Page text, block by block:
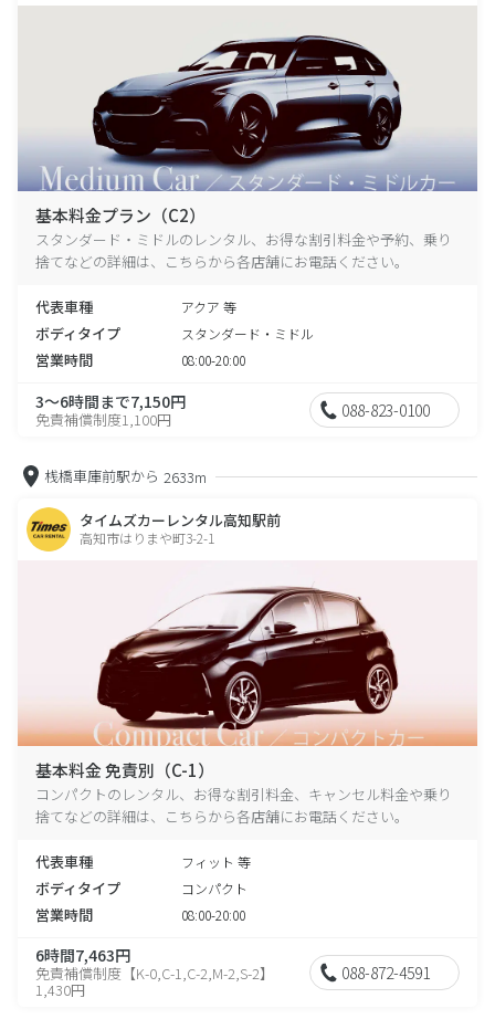
基本料金プラン（C2）
スタンダード・ミドルのレンタル、お得な割引料金や予約、乗り
捨てなどの詳細は、こちらから各店舗にお電話ください。
代表車種 アクア 等
ボディタイプ スタンダード・ミドル
営業時間 08:00-20:00
3～6時間まで7,150円
免責補償制度1,100円 088-823-0100
桟橋車庫前駅から 2633m
タイムズカーレンタル高知駅前
高知市はりまや町3-2-1
基本料金 免責別（C-1）
コンパクトのレンタル、お得な割引料金、キャンセル料金や乗り
捨てなどの詳細は、こちらから各店舗にお電話ください。
代表車種 フィット 等
ボディタイプ コンパクト
営業時間 08:00-20:00
6時間7,463円
免責補償制度【K-0,C-1,C-2,M-2,S-2】
1,430円
088-872-4591